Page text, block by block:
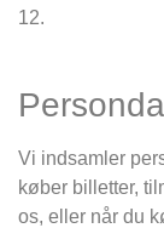
12.
Vi indsamler
køber billetter,
os, eller når du